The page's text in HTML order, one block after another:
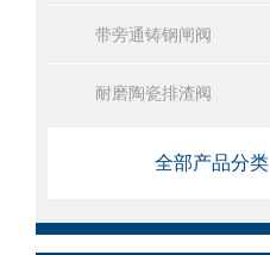
带旁通铸钢闸阀
耐磨陶瓷排渣阀
全部产品分类